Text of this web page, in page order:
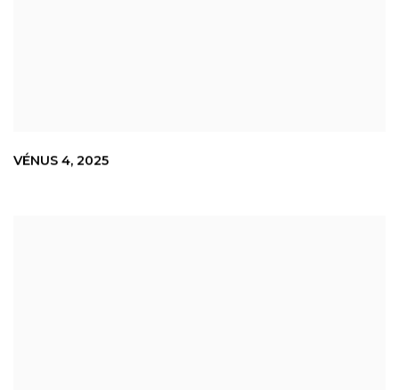
VÉNUS 4, 2025